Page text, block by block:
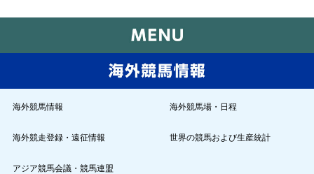
海外競馬情報 海外競馬場・日程
海外競走登録・遠征情報 世界の競馬および生産統計
アジア競馬会議・競馬連盟